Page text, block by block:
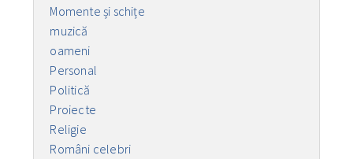
Momente și schițe
muzică
oameni
Personal
Politică
Proiecte
Religie
Români celebri